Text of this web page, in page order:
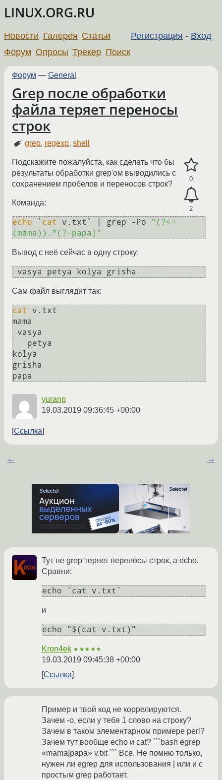
LINUX.ORG.RU
Регистрация - Вход
Новости Галерея Статьи
Форум Опросы Трекер Поиск
Форум — General
Grep после обработки
файла теряет переносы
строк
grep, regexp,shell
0
2
Подскажите пожалуйста, как сделать что бы
результаты обработки grep'ом выводились с
сохранением пробелов и переносов строк?
Команда:
echo ` cat v.txt` | grep -Po
"(?<=
(mama)).*(?=papa)"
Вывод с неё сейчас в одну строку:
vasya petya kolya grisha
Сам файл выглядит так:
cat
v.txt
mama
kolya
grisha
yuranp
19.03.2019 09:36:45 +00:00
Ссылка
← →
Тут не grep теряет переносы строк, а echo.
Сравни:
echo `cat v.txt`
и
echo "$(cat v.txt)"
Kron4ek ★★★★★
19.03.2019 09:45:38 +00:00
Ссылка
Пример и твой код не коррелируются.
Зачем -o, если у тебя 1 слово на строку?
Зачем в таком элементарном примере perl?
Зачем тут вообще echo и сat? ```bash egrep
«mama|papa» v.txt ``` Все. Не помню только,
нужен ли egrep для использования | или и с
простым grep работает.